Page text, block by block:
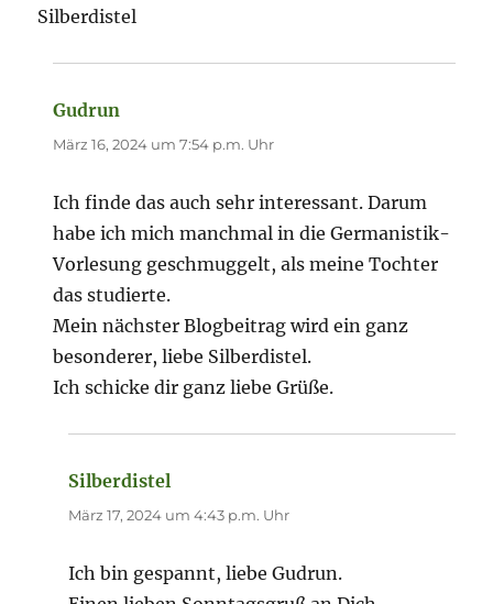
Silberdistel
Gudrun
März 16, 2024 um 7:54 p.m. Uhr
Ich finde das auch sehr interessant. Darum
habe ich mich manchmal in die Germanistik-
Vorlesung geschmuggelt, als meine Tochter
das studierte.
Mein nächster Blogbeitrag wird ein ganz
besonderer, liebe Silberdistel.
Ich schicke dir ganz liebe Grüße.
Silberdistel
März 17, 2024 um 4:43 p.m. Uhr
Ich bin gespannt, liebe Gudrun.